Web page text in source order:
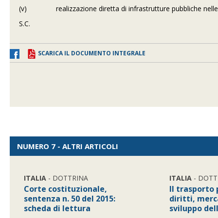
(v) realizzazione diretta di infrastrutture pubbliche nelle
S.C.
SCARICA IL DOCUMENTO INTEGRALE
NUMERO 7 - ALTRI ARTICOLI
ITALIA - DOTTRINA
Corte costituzionale,
sentenza n. 50 del 2015:
scheda di lettura
ITALIA -
Il trasporto
diritti,
sviluppo